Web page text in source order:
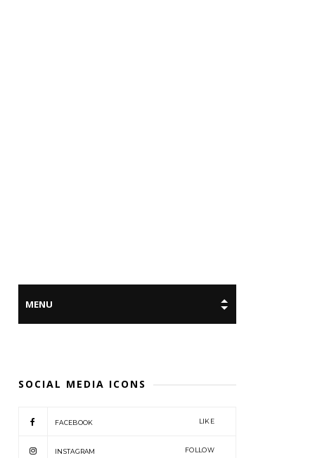
SOCIAL MEDIA ICONS
FACEBOOK LIKE
INSTAGRAM FOLLOW